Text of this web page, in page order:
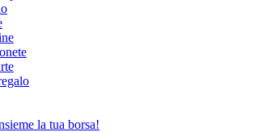
la tua borsa!